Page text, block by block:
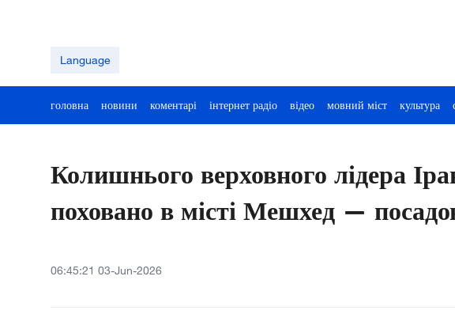
Language
головна новини коментарі інтернет радіо відео мовний міст культура
Колишнього верховного лідера
поховано в місті Мешхед —
06:45:21 03-Jun-2026